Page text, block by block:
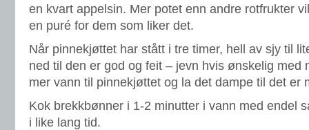
en kvart appelsin. Mer potet enn andre rotfrukter
en puré for dem som liker det.
Når pinnekjøttet har stått i tre timer, hell av sjy til
ned til den er god og feit – jevn hvis ønskelig med
mer vann til pinnekjøttet og la det dampe til det er
Kok brekkbønner i 1-2 minutter i vann med endel
i like lang tid.